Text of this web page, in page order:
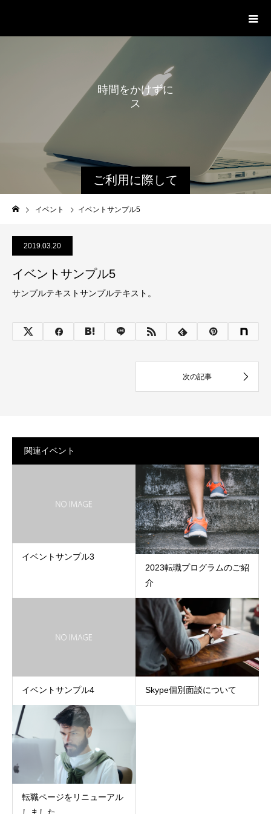
ご利用に際して
時間 をかけずに
ター
イベント イベントサンプル5
2019.03.20
イベントサンプル5
サンプルテキストサンプルテキスト。
関連イベント
イベントサンプル3
2023転職プログラムのご紹
介
イベントサンプル4 Skype個別面談について
転職ページをリニューアル
しました